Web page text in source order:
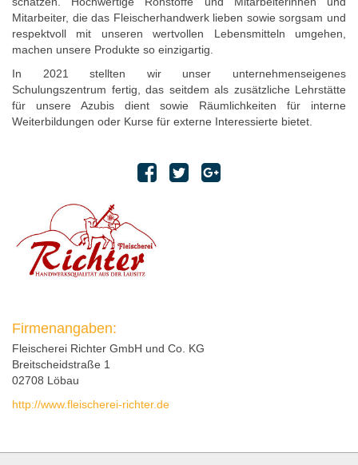
Mitarbeiter, die das Fleischerhandwerk lieben sowie sorgsam und
respektvoll mit unseren wertvollen Lebensmitteln umgehen,
machen unsere Produkte so einzigartig.
In 2021 stellten wir unser unternehmenseigenes
Schulungszentrum fertig, das seitdem als zusätzliche Lehrstätte
für unsere Azubis dient sowie Räumlichkeiten für interne
Weiterbildungen oder Kurse für externe Interessierte bietet.
Firmenangaben:
Fleischerei Richter GmbH und Co. KG
Breitscheidstraße 1
02708 Löbau
http://www.fleischerei-richter.de